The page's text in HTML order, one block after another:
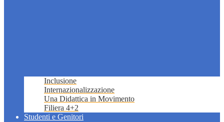
Inclusione
Internazionalizzazione
Una Didattica in Movimento
Filiera 4+2
Studenti e Genitori